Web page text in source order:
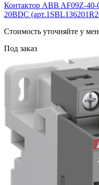
Контактор ABB AF09Z-40-
20BDC
Cтоимость уточняйте у
Под заказ